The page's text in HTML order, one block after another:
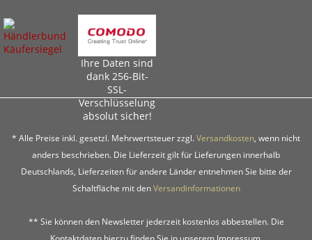
Ihre Daten sind
dank 256-Bit-
SSL-
Verschlüsselung
absolut sicher!
* Alle Preise inkl. gesetzl. Mehrwertsteuer zzgl.Versandkosten, wenn nicht
anders beschrieben. Die Lieferzeit gilt für Lieferungen innerhalb
Deutschlands, Lieferzeiten für andere Länder entnehmen Sie bitte der
Schaltfläche mit denVersandinformationen
** Sie können den Newsletter jederzeit kostenlos abbestellen. Die